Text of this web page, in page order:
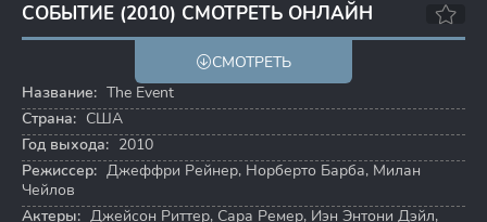
СОБЫТИЕ (2010) СМОТРЕТЬ ОНЛАЙН
7.2 7.0
СМОТРЕТЬ
Название: The Event
Страна: США
Год выхода: 2010
Режиссер: Джеффри Рейнер, Норберто Барба, Милан
Чейлов
Актеры: Джейсон Риттер, Сара Ремер, Иэн Энтони Дэйл,